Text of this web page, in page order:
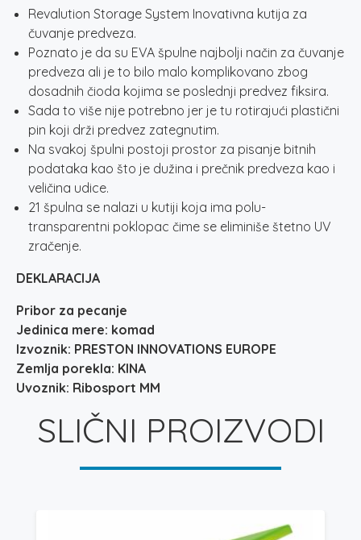
Revalution Storage System Inovativna kutija za
čuvanje predveza.
Poznato je da su EVA špulne najbolji način za čuvanje
predveza ali je to bilo malo komplikovano zbog
dosadnih čioda kojima se poslednji predvez fiksira.
Sada to više nije potrebno jer je tu rotirajući plastični
pin koji drži predvez zategnutim.
Na svakoj špulni postoji prostor za pisanje bitnih
podataka kao što je dužina i prečnik predveza kao i
veličina udice.
21 špulna se nalazi u kutiji koja ima polu-
transparentni poklopac čime se eliminiše štetno UV
zračenje.
DEKLARACIJA
Pribor za pecanje
Jedinica mere: komad
Izvoznik: PRESTON INNOVATIONS EUROPE
Zemlja porekla: KINA
Uvoznik: Ribosport MM
SLIČNI PROIZVODI